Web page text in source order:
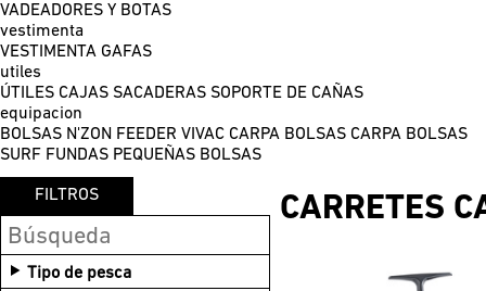
VADEADORES Y BOTAS
vestimenta
VESTIMENTA GAFAS
utiles
ÚTILES CAJAS SACADERAS SOPORTE DE CAÑAS
equipacion
BOLSAS N'ZON FEEDER VIVAC CARPA BOLSAS CARPA BOLSAS
SURF FUNDAS PEQUEÑAS BOLSAS
FILTROS
Tipo de pesca
CARRETES